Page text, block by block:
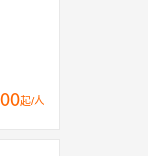
起/人